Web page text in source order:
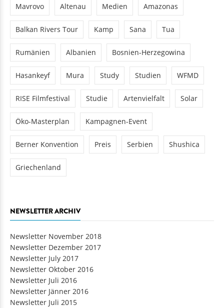
Mavrovo Altenau Medien Amazonas
Balkan Rivers Tour Kamp Sana Tua
Rumänien Albanien Bosnien-Herzegowina
Hasankeyf Mura Study Studien WFMD
RISE Filmfestival Studie Artenvielfalt Solar
Öko-Masterplan Kampagnen-Event
Berner Konvention Preis Serbien Shushica
Griechenland
NEWSLETTER ARCHIV
Newsletter November 2018
Newsletter Dezember 2017
Newsletter July 2017
Newsletter Oktober 2016
Newsletter Juli 2016
Newsletter Jänner 2016
Newsletter Juli 2015